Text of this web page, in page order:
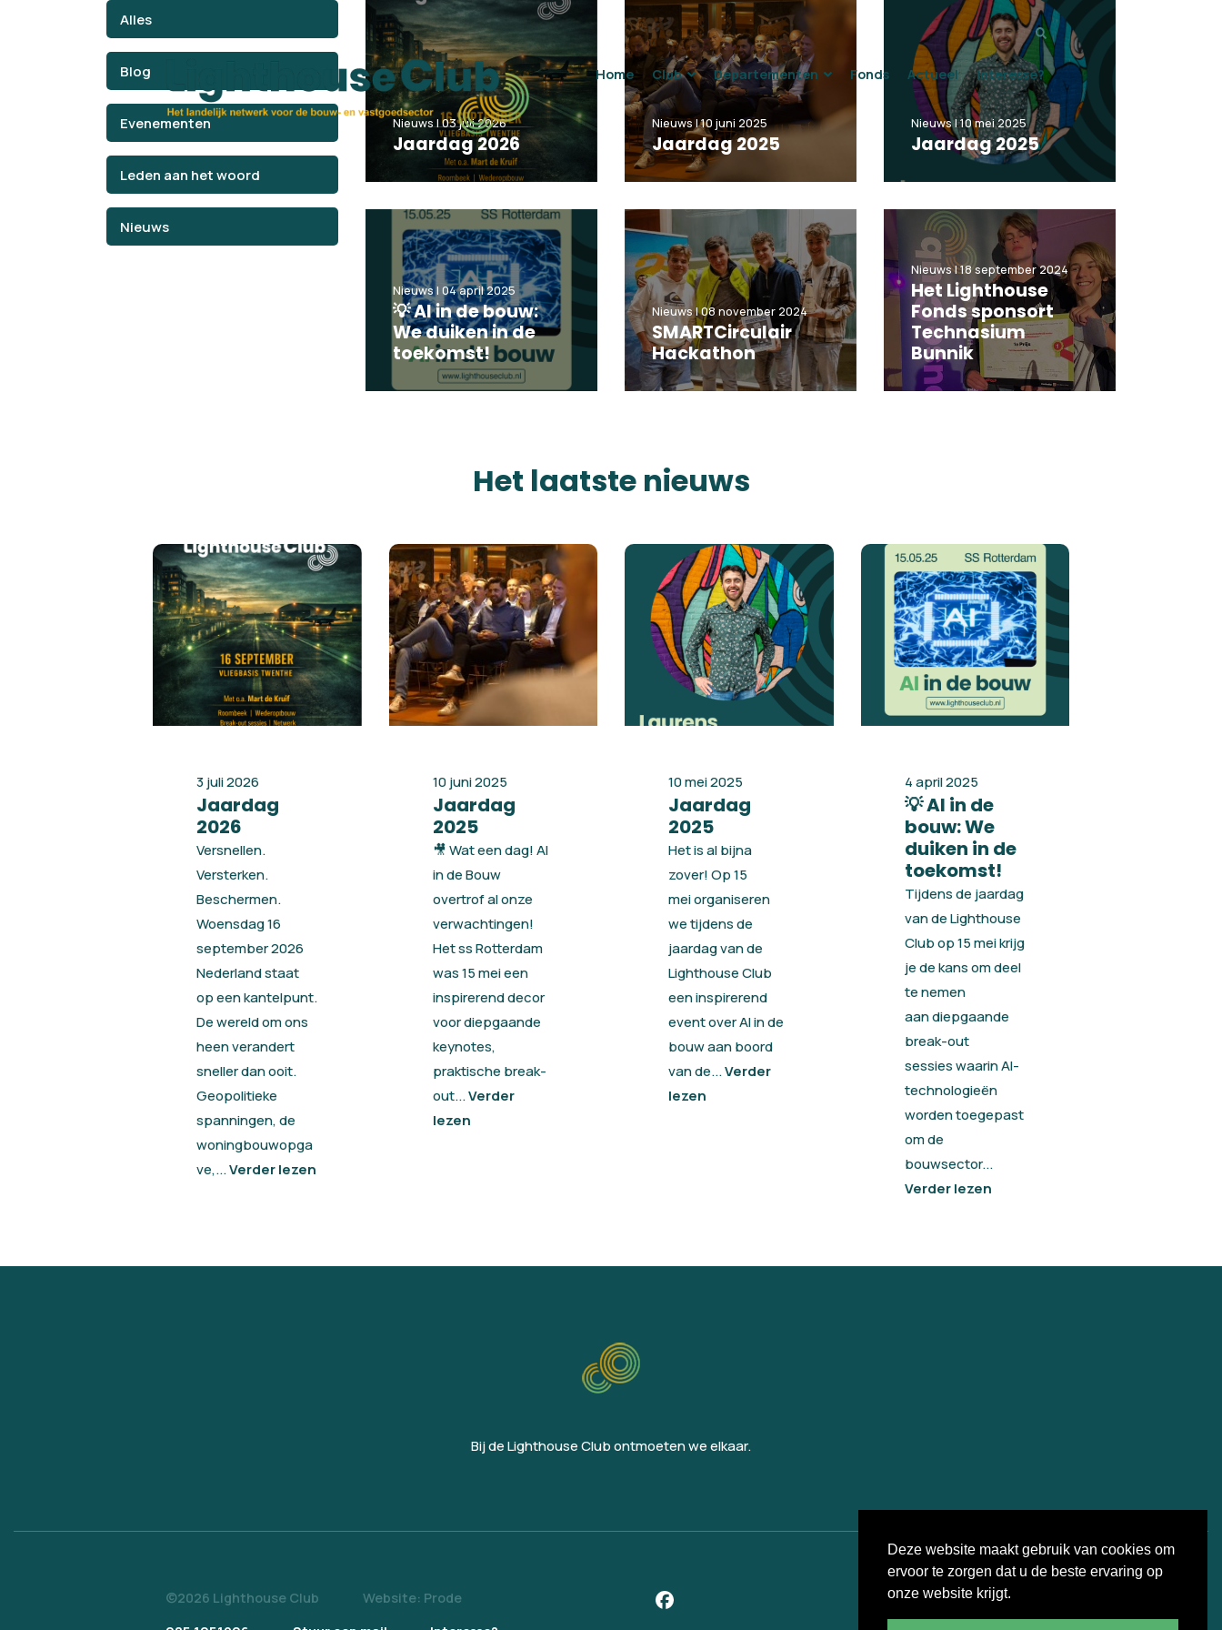
Deze website maakt gebruik van cookies om
ervoor te zorgen dat u de beste ervaring op
onze website krijgt.
Home Club Departementen Fonds Actueel Interesse?
Zoeken...
Alles
Blog
Evenementen
Leden aan het woord
Nieuws
Nieuws | 03 juli 2026
Jaardag 2026
Nieuws | 10 juni 2025
Jaardag 2025
Nieuws | 10 mei 2025
Jaardag 2025
Nieuws | 04 april 2025
💡 AI in de bouw:
We duiken in de
toekomst!
Nieuws | 08 november 2024
SMARTCirculair
Hackathon
Nieuws | 18 september 2024
Het Lighthouse
Fonds sponsort
Technasium
Bunnik
Het laatste nieuws
3 juli 2026
Jaardag
2026
Versnellen.
Versterken.
Beschermen.
Woensdag 16
september 2026
Nederland staat
op een kantelpunt.
De wereld om ons
heen verandert
sneller dan ooit.
Geopolitieke
spanningen, de
woningbouwopga
ve,...Verder lezen
10 juni 2025
Jaardag
2025
🎥 Wat een dag! AI
in de Bouw
overtrof al onze
verwachtingen!
Het ss Rotterdam
was 15 mei een
inspirerend decor
voor diepgaande
keynotes,
praktische break-
out...Verder
lezen
10 mei 2025
Jaardag
2025
Het is al bijna
zover! Op 15
mei organiseren
we tijdens de
jaardag van de
Lighthouse Club
een inspirerend
event over AI in de
bouw aan boord
van de...Verder
lezen
4 april 2025
💡 AI in de
bouw: We
duiken in de
toekomst!
Tijdens de jaardag
van de Lighthouse
Club op 15 mei krijg
je de kans om deel
te nemen
aan diepgaande
break-out
sessies waarin AI-
technologieën
worden toegepast
om de
bouwsector...
Verder lezen
Bij de Lighthouse Club ontmoeten we elkaar.
©2026 Lighthouse Club Website: Prode Fotografie: Bart Nijs